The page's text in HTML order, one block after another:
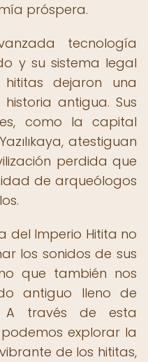
próspera.
tecnología
y su sistema legal
dejaron una
antigua. Sus
como la capital
atestiguan
perdida que
de arqueólogos
del Imperio Hitita no
los sonidos de sus
que también nos
antiguo lleno de
A través de esta
explorar la
de los hititas,